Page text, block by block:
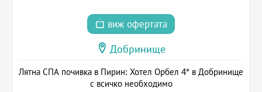
виж офертата
Добринище
Лятна СПА почивка в Пирин: Хотел Орбел 4* в Добринище
с всичко необходимо